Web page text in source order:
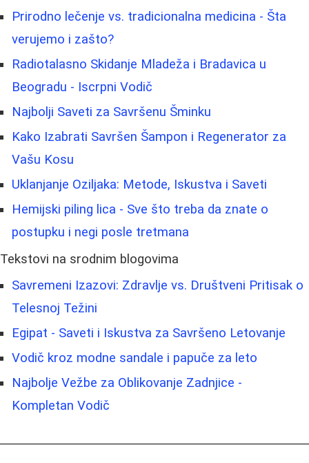
Prirodno lečenje vs. tradicionalna medicina - Šta
verujemo i zašto?
Radiotalasno Skidanje Mladeža i Bradavica u
Beogradu - Iscrpni Vodič
Najbolji Saveti za Savršenu Šminku
Kako Izabrati Savršen Šampon i Regenerator za
Vašu Kosu
Uklanjanje Oziljaka: Metode, Iskustva i Saveti
Hemijski piling lica - Sve što treba da znate o
postupku i negi posle tretmana
Tekstovi na srodnim blogovima
Savremeni Izazovi: Zdravlje vs. Društveni Pritisak o
Telesnoj Težini
Egipat - Saveti i Iskustva za Savršeno Letovanje
Vodič kroz modne sandale i papuče za leto
Najbolje Vežbe za Oblikovanje Zadnjice -
Kompletan Vodič